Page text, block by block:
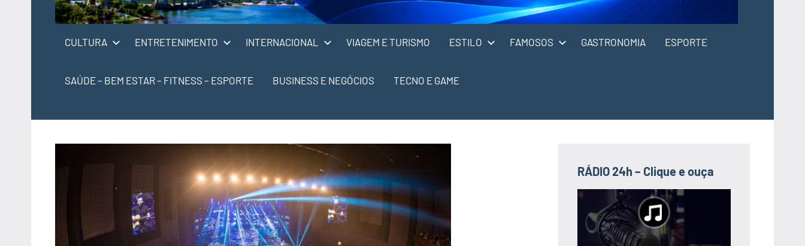
CULTURA ENTRETENIMENTO INTERNACIONAL VIAGEM E TURISMO ESTILO FAMOSOS GASTRONOMIA ESPORTE
SAÚDE – BEM ESTAR – FITNESS – ESPORTE BUSINESS E NEGÓCIOS TECNO E GAME
RÁDIO 24h – Clique e ouça